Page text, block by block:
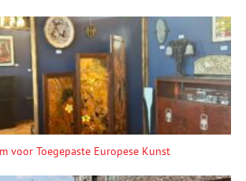
voor Toegepaste Europese Kunst